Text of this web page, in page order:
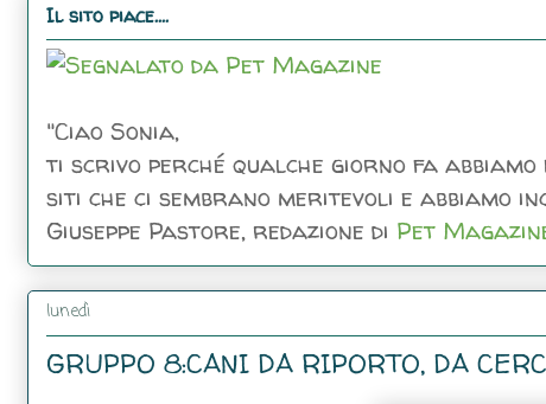
Il sito piace....
"Ciao Sonia,
ti scrivo perché qualche giorno fa abbiamo
siti che ci sembrano meritevoli e abbiamo
Giuseppe Pastore, redazione di Pet
lunedì
GRUPPO 8:CANI DA RIPORTO, DA